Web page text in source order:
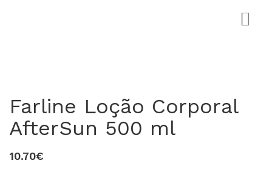
Farline Loção Corporal
AfterSun 500 ml
10.70€